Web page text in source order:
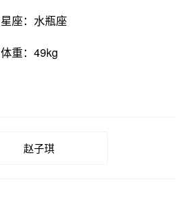
星座：水瓶座
体重：49kg
赵子琪